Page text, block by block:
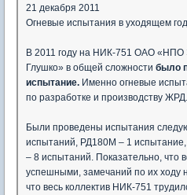
21 декабря 2011
Огневые испытания в уходящем
В 2011 году на НИК-751 ОАО «НПО
Глушко» в общей сложности было
испытание. Именно огневые
по разработке и производству ЖРД.
Были проведены испытания
испытаний, РД180М – 1
– 8 испытаний. Показательно, что
успешными, замечаний по их ходу
что весь коллектив НИК-751